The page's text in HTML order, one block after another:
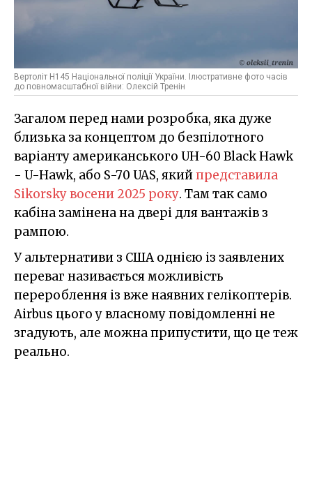
Вертоліт H145 Національної поліції України. Ілюстративне фото часів
до повномасштабної війни: Олексій Тренін
Загалом перед нами розробка, яка дуже
близька за концептом до безпілотного
варіанту американського UH-60 Black Hawk
- U-Hawk, або S-70 UAS, якийпредставила
Sikorsky восени 2025 року. Там так само
кабіна замінена на двері для вантажів з
рампою.
У альтернативи з США однією із заявлених
переваг називається можливість
перероблення із вже наявних гелікоптерів.
Airbus цього у власному повідомленні не
згадують, але можна припустити, що це теж
реально.